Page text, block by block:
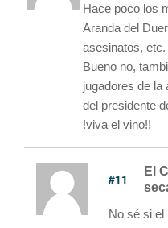
Hace poco los
Aranda del
asesinatos, etc.
Bueno no,
jugadores de la
del presidente
!viva el vino!!
#11
El
No sé si el